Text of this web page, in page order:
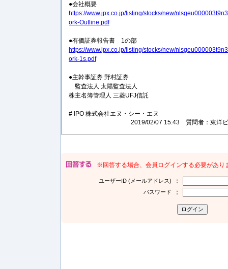
●会社概要
https://www.jpx.co.jp/listing/stocks/new/
ork-Outline.pdf
●有価証券報告書 1の部
https://www.jpx.co.jp/listing/stocks/new/
ork-1s.pdf
●主幹事証券 野村証券
監査法人 太陽監査法人
株主名簿管理人 三菱UFJ信託
# IPO 株式会社エヌ・シー・エヌ
2019/02/07 15:43 質問者：東洋
※回答する場合、会員ログインする必要があり
ユーザーID (メールアドレス) ：
パスワード ：